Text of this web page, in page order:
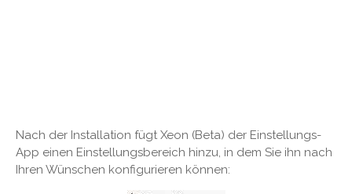
Nach der Installation fügt Xeon (Beta) der Einstellungs-
App einen Einstellungsbereich hinzu, in dem Sie ihn nach
Ihren Wünschen konfigurieren können: